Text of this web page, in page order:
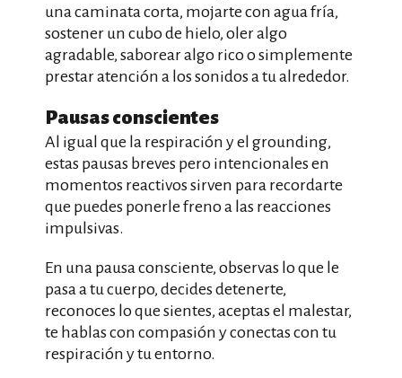
una caminata corta, mojarte con agua fría,
sostener un cubo de hielo, oler algo
agradable, saborear algo rico o simplemente
prestar atención a los sonidos a tu alrededor.
Pausas conscientes
Al igual que la respiración y el grounding,
estas pausas breves pero intencionales en
momentos reactivos sirven para recordarte
que puedes ponerle freno a las reacciones
impulsivas.
En una pausa consciente, observas lo que le
pasa a tu cuerpo, decides detenerte,
reconoces lo que sientes, aceptas el malestar,
te hablas con compasión y conectas con tu
respiración y tu entorno.